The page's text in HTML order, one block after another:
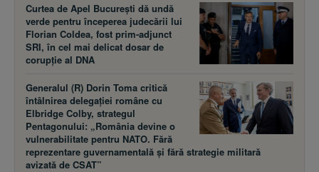
Curtea de Apel București dă undă
verde pentru începerea judecării lui
Florian Coldea, fost prim-adjunct
SRI, în cel mai delicat dosar de
corupție al DNA
Generalul (R) Dorin Toma critică
întâlnirea delegației române cu
Elbridge Colby, strategul
Pentagonului: „România devine o
vulnerabilitate pentru NATO. Fără
reprezentare guvernamentală și fără strategie militară
avizată de CSAT”